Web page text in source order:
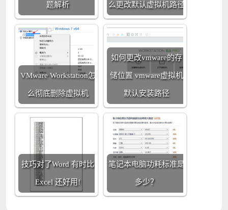
题解析 么更改默认虚拟机路径
VMware Workstation怎
么彻底删除虚拟机
如何更改vmware的存
储位置 vmware虚拟机
默认安装路径
技巧对了Word 有时比
Excel 还好用!
笔记本电脑功耗标准是
多少？